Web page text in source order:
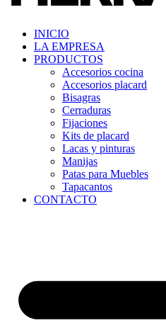
INICIO
LA EMPRESA
PRODUCTOS
Accesorios cocina
Accesorios placard
Bisagras
Cerraduras
Fijaciones
Kits de placard
Lacas y pinturas
Manijas
Patas para Muebles
Tapacantos
CONTACTO